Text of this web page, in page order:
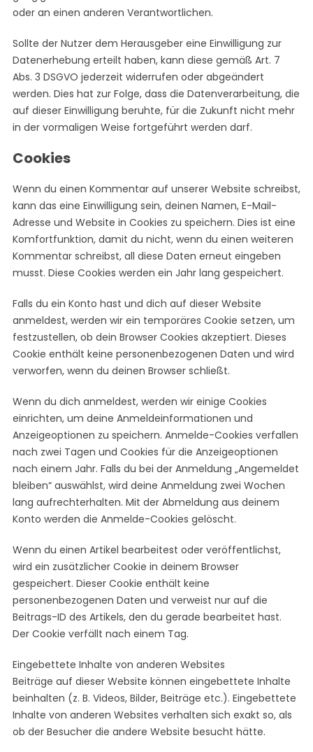
oder an einen anderen Verantwortlichen.
Sollte der Nutzer dem Herausgeber eine Einwilligung zur
Datenerhebung erteilt haben, kann diese gemäß Art. 7
Abs. 3 DSGVO jederzeit widerrufen oder abgeändert
werden. Dies hat zur Folge, dass die Datenverarbeitung, die
auf dieser Einwilligung beruhte, für die Zukunft nicht mehr
in der vormaligen Weise fortgeführt werden darf.
Cookies
Wenn du einen Kommentar auf unserer Website schreibst,
kann das eine Einwilligung sein, deinen Namen, E-Mail-
Adresse und Website in Cookies zu speichern. Dies ist eine
Komfortfunktion, damit du nicht, wenn du einen weiteren
Kommentar schreibst, all diese Daten erneut eingeben
musst. Diese Cookies werden ein Jahr lang gespeichert.
Falls du ein Konto hast und dich auf dieser Website
anmeldest, werden wir ein temporäres Cookie setzen, um
festzustellen, ob dein Browser Cookies akzeptiert. Dieses
Cookie enthält keine personenbezogenen Daten und wird
verworfen, wenn du deinen Browser schließt.
Wenn du dich anmeldest, werden wir einige Cookies
einrichten, um deine Anmeldeinformationen und
Anzeigeoptionen zu speichern. Anmelde-Cookies verfallen
nach zwei Tagen und Cookies für die Anzeigeoptionen
nach einem Jahr. Falls du bei der Anmeldung „Angemeldet
bleiben“ auswählst, wird deine Anmeldung zwei Wochen
lang aufrechterhalten. Mit der Abmeldung aus deinem
Konto werden die Anmelde-Cookies gelöscht.
Wenn du einen Artikel bearbeitest oder veröffentlichst,
wird ein zusätzlicher Cookie in deinem Browser
gespeichert. Dieser Cookie enthält keine
personenbezogenen Daten und verweist nur auf die
Beitrags-ID des Artikels, den du gerade bearbeitet hast.
Der Cookie verfällt nach einem Tag.
Eingebettete Inhalte von anderen Websites
Beiträge auf dieser Website können eingebettete Inhalte
beinhalten (z. B. Videos, Bilder, Beiträge etc.). Eingebettete
Inhalte von anderen Websites verhalten sich exakt so, als
ob der Besucher die andere Website besucht hätte.
: